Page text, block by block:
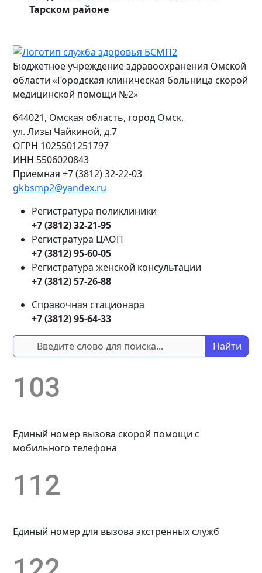
Тарском районе
Бюджетное учреждение здравоохранения Омской
области «Городская клиническая больница скорой
медицинской помощи №2»
644021, Омская область, город Омск,
ул. Лизы Чайкиной, д.7
ОГРН 1025501251797
ИНН 5506020843
Приемная +7 (3812) 32-22-03
gkbsmp2@yandex.ru
Регистратура поликлиники
+7 (3812) 32-21-95
Регистратура ЦАОП
+7 (3812) 95-60-05
Регистратура женской консультации
+7 (3812) 57-26-88
Справочная стационара
+7 (3812) 95-64-33
Найти
103
Единый номер вызова скорой помощи с
мобильного телефона
112
Единый номер для вызова экстренных служб